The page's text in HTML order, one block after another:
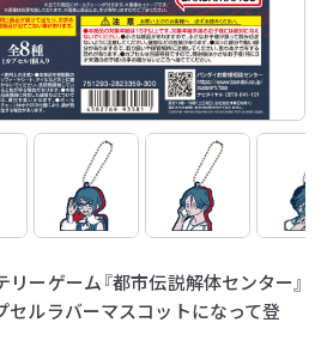
ーゲーム『都市伝説解体センター』
セルラバーマスコットになって登